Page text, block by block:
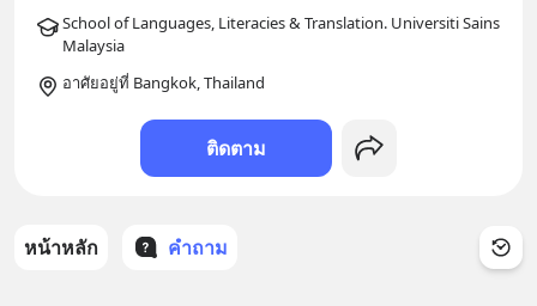
School of Languages, Literacies & Translation. Universiti Sains
อาศัยอยู่ที่ Bangkok, Thailand
ติดตาม
หน้าหลัก คำถาม